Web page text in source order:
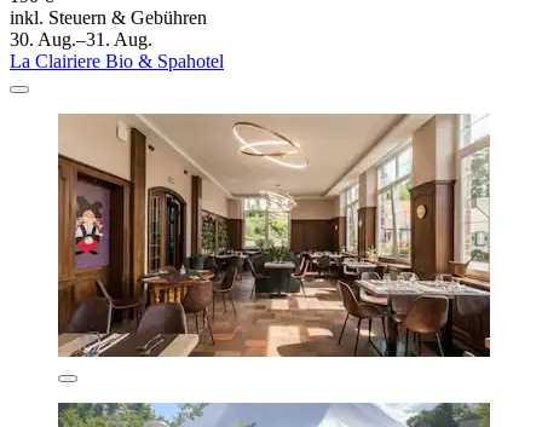
inkl. Steuern & Gebühren
30. Aug.–31. Aug.
La Clairiere Bio & Spahotel